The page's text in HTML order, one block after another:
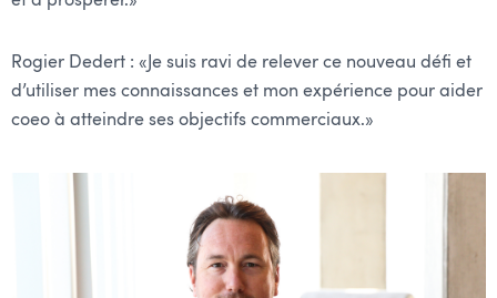
Rogier Dedert : «Je suis ravi de relever ce nouveau défi et
d’utiliser mes connaissances et mon expérience pour aider
coeo à atteindre ses objectifs commerciaux.»